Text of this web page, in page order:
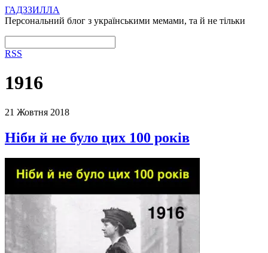
ГАДЗЗИЛЛА
Персональний блог з українськими мемами, та й не тільки
RSS
1916
21 Жовтня 2018
Ніби й не було цих 100 років